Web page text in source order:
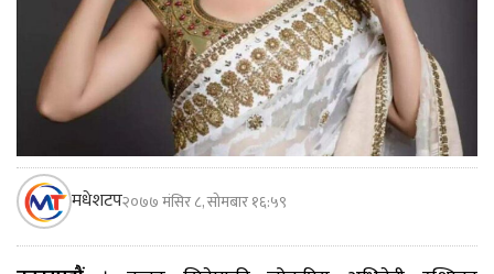
मधेशटप२०७७ मंसिर ८, सोमबार १६:५९